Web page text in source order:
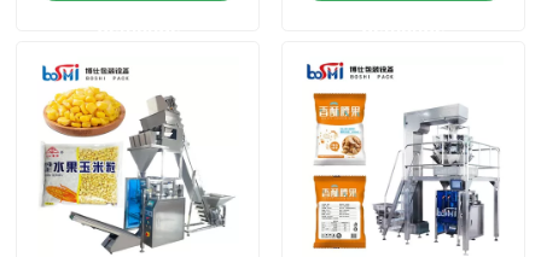
Machine à emballer d'aliments surgelés
Machine de conditionnement de poche de Premade
Machine de remplissage de bouteilles automatique